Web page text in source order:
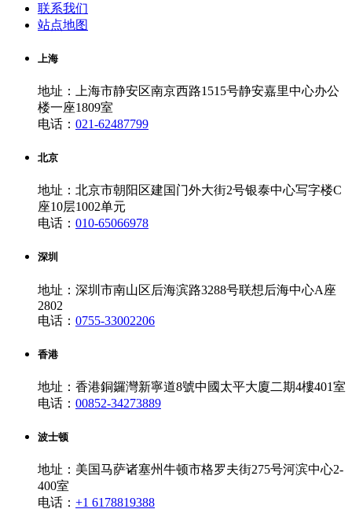
联系我们
站点地图
上海
地址：上海市静安区南京西路1515号静安嘉里中心办公
楼一座1809室
电话： 021-62487799
北京
地址：北京市朝阳区建国门外大街2号银泰中心写字楼C
座10层1002单元
电话： 010-65066978
深圳
地址：深圳市南山区后海滨路3288号联想后海中心A座
2802
电话： 0755-33002206
香港
地址：香港銅鑼灣新寧道8號中國太平大廈二期4樓401室
电话： 00852-34273889
波士顿
地址：美国马萨诸塞州牛顿市格罗夫街275号河滨中心2-
400室
电话： +1 6178819388